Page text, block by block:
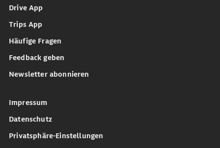
Drive App
Trips App
Häufige Fragen
Feedback geben
Newsletter abonnieren
Impressum
Datenschutz
Privatsphäre-Einstellungen